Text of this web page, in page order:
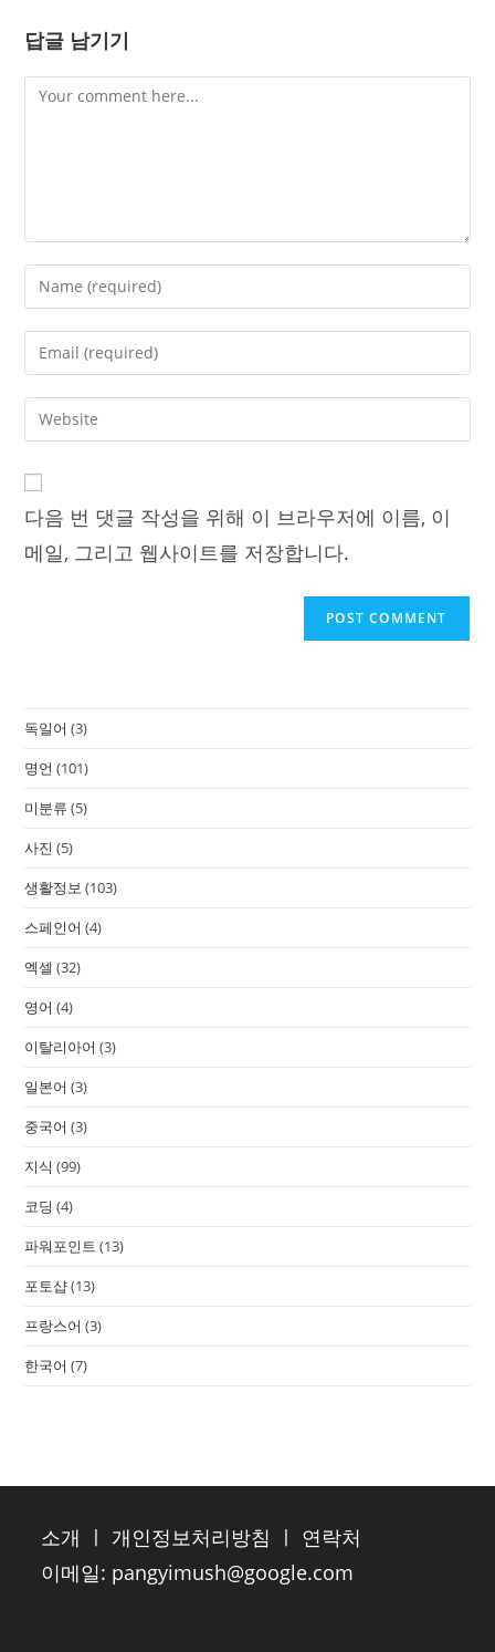
답글 남기기
Comment
Enter
your
name
comment
Enter
your
email
address
comment
Enter
your
URL
(optional)
다음 번 댓글 작성을 위해 이 브라우저에 이름, 이
메일, 그리고 웹사이트를 저장합니다.
독일어 (3)
명언 (101)
미분류 (5)
사진 (5)
생활정보 (103)
스페인어 (4)
엑셀 (32)
영어 (4)
이탈리아어 (3)
일본어 (3)
중국어 (3)
지식 (99)
코딩 (4)
파워포인트 (13)
포토샵(13)
프랑스어 (3)
한국어 (7)
소개 ㅣ 개인정보처리방침 ㅣ 연락처
이메일: pangyimush@google.com